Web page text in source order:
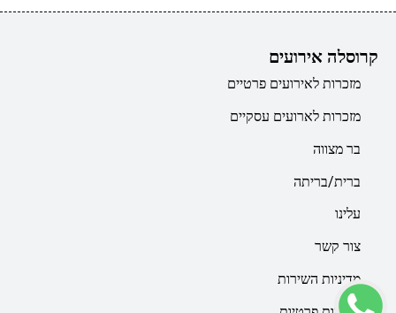
קרוסלה אירועים
מזכרות לאירועים פרטיים
מזכרות לארועים עסקיים
בר מצווה
ברית/בריתה
עלינו
צור קשר
מדיניות השירות